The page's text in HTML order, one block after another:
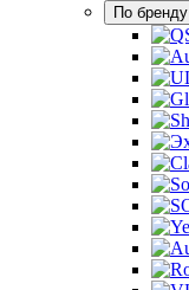
По бренду